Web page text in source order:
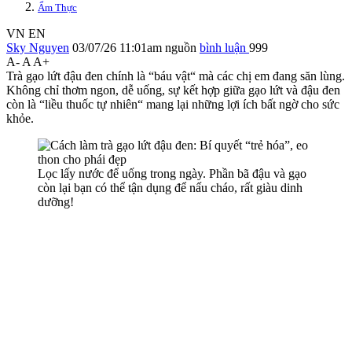
Ẩm Thực
VN EN
Sky Nguyen 03/07/26 11:01am nguồn bình luận 999
A- A A+
Trà gạo lứt đậu đen chính là “báu vật“ mà các chị em đang săn lùng.
Không chỉ thơm ngon, dễ uống, sự kết hợp giữa gạo lứt và đậu đen
còn là “liều thuốc tự nhiên“ mang lại những lợi ích bất ngờ cho sức
khỏe.
Lọc lấy nước để uống trong ngày. Phần bã đậu và gạo
còn lại bạn có thể tận dụng để nấu cháo, rất giàu dinh
dưỡng!